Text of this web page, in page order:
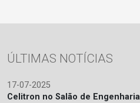
ÚLTIMAS NOTÍCIAS
17-07-2025
Celitron no Salão de